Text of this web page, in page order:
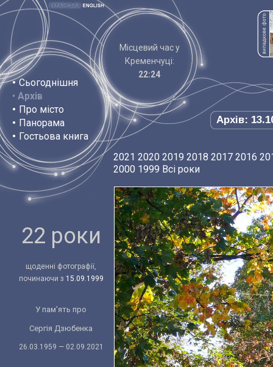
• Сьогоднішня
• Архів
• Про місто
• Панорама
• Гостьова книга
Місцевий час у
Кременчуці:
22:24
Архів:
22 роки
щоденні фотографії,
починаючи з 15.09.1999
У пам'ять про
Сергія Дзюбенка
26.03.1959 — 02.09.2021
2021 2020 2019 2018 2017 2016
2000 1999 Всі роки